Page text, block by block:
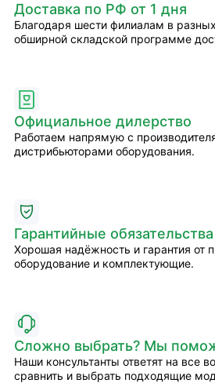
Доставка по РФ от 1 дня
Благодаря шести филиалам в
обширной складской программе
Официальное дилерство
Работаем напрямую с
дистрибьюторами оборудования.
Гарантийные обязательства
Хорошая надёжность и гарантия от
оборудование и комплектующие.
Сложно выбрать? Мы
Наши консультанты ответят на все
сравнить и выбрать подходящие